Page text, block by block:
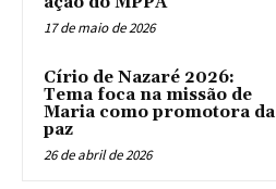
17 de maio de 2026
Círio de Nazaré 2026:
Tema foca na missão de
Maria como promotora da
paz
26 de abril de 2026